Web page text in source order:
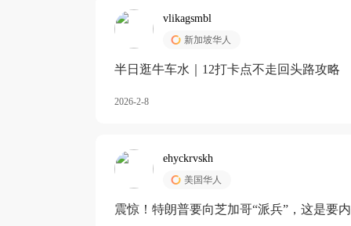
vlikagsmbl
新加坡华人
半日逛牛车水｜12打卡点不走回头路攻略
2026-2-8
ehyckrvskh
美国华人
震惊！特朗普要向芝加哥“派兵”，这是要